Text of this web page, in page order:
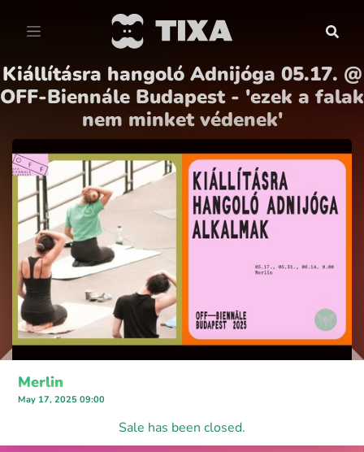
Kiállításra hangoló Adnijóga 05.17. @
OFF-Biennále Budapest - 'ezek a falak
nem minket védenek'
Merlin
May 17, 2025 09:00
Sale has been closed.